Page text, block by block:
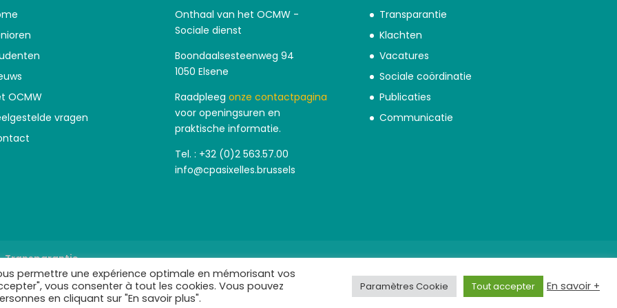
OCMW
vragen
Onthaal van het OCMW -
Sociale dienst
Boondaalsesteenweg 94
1050 Elsene
Raadpleeg onze contactpagina
voor openingsuren en
praktische informatie.
Tel. : +32 (0)2 563.57.00
info@cpasixelles.brussels
Transparantie
Klachten
Vacatures
Sociale coördinatie
Publicaties
Communicatie
Transparantie
permettre une expérience optimale en mémorisant vos
vous consenter à tout les cookies. Vous pouvez
en cliquant sur "En savoir plus".
Paramètres Cookie Tout accepter En savoir +